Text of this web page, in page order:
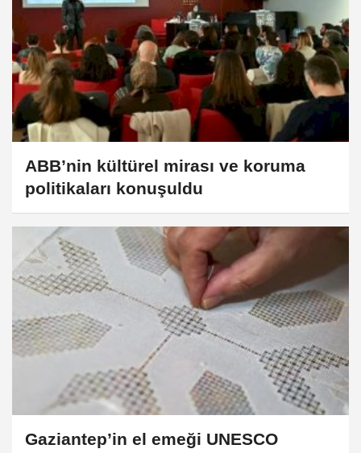
ABB’nin kültürel mirası ve koruma
politikaları konuşuldu
Gaziantep’in el emeği UNESCO